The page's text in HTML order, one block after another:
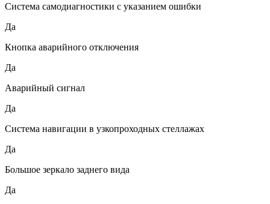
Система самодиагностики с указанием ошибки
Да
Кнопка аварийного отключения
Да
Аварийный сигнал
Да
Система навигации в узкопроходных стеллажах
Да
Большое зеркало заднего вида
Да